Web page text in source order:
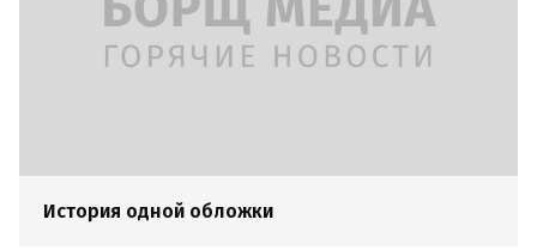
История одной обложки